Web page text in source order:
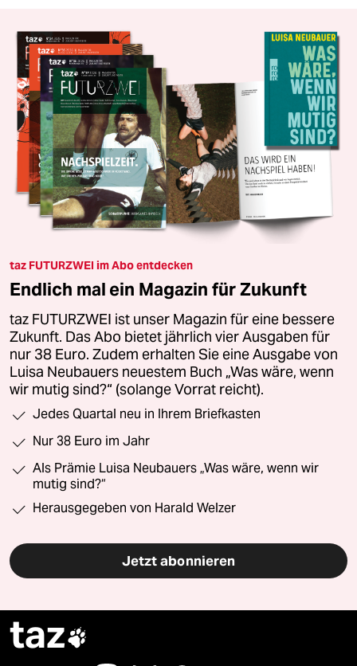
taz FUTURZWEI im Abo entdecken
Endlich mal ein Magazin für Zukunft
taz FUTURZWEI ist unser Magazin für eine bessere
Zukunft. Das Abo bietet jährlich vier Ausgaben für
nur 38 Euro. Zudem erhalten Sie eine Ausgabe von
Luisa Neubauers neuestem Buch „Was wäre, wenn
wir mutig sind?“ (solange Vorrat reicht).
Jedes Quartal neu in Ihrem Briefkasten
Nur 38 Euro im Jahr
Als Prämie Luisa Neubauers „Was wäre, wenn wir
mutig sind?“
Herausgegeben von Harald Welzer
Jetzt abonnieren
taz